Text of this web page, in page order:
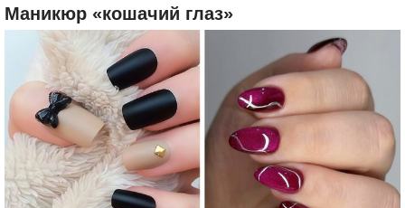
Маникюр «кошачий глаз»